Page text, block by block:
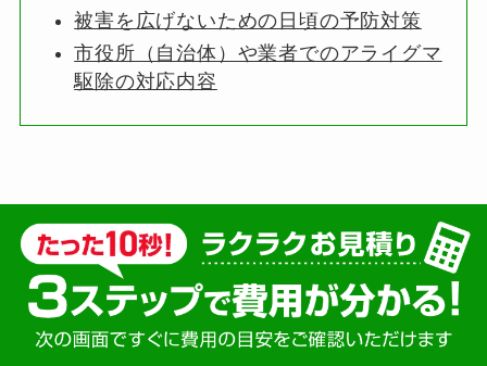
被害を広げないための日頃の予防対策
市役所（自治体）や業者でのアライグマ
駆除の対応内容